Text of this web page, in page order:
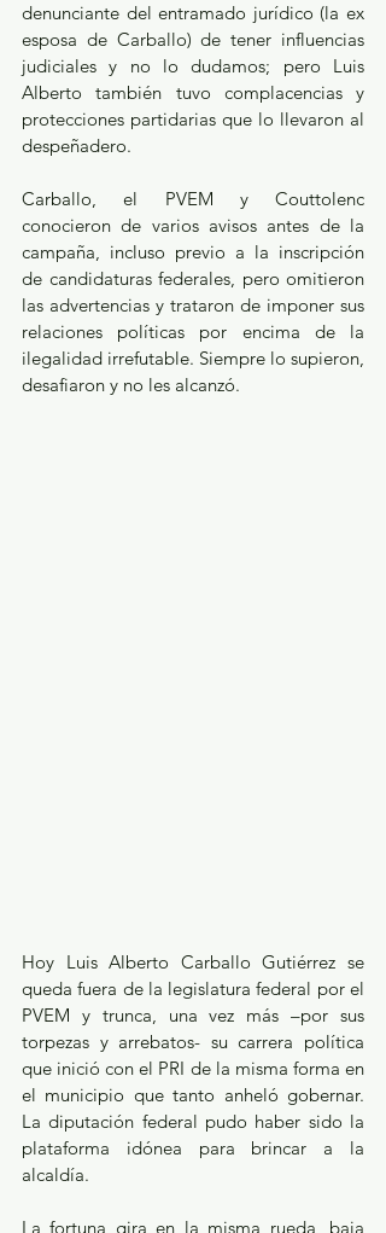
denunciante del entramado jurídico (la ex
esposa de Carballo) de tener influencias
judiciales y no lo dudamos; pero Luis
Alberto también tuvo complacencias y
protecciones partidarias que lo llevaron al
despeñadero.
Carballo, el PVEM y Couttolenc
conocieron de varios avisos antes de la
campaña, incluso previo a la inscripción
de candidaturas federales, pero omitieron
las advertencias y trataron de imponer sus
relaciones políticas por encima de la
ilegalidad irrefutable. Siempre lo supieron,
desafiaron y no les alcanzó.
Hoy Luis Alberto Carballo Gutiérrez se
queda fuera de la legislatura federal por el
PVEM y trunca, una vez más –por sus
torpezas y arrebatos- su carrera política
que inició con el PRI de la misma forma en
el municipio que tanto anheló gobernar.
La diputación federal pudo haber sido la
plataforma idónea para brincar a la
alcaldía.
La fortuna gira en la misma rueda, baja